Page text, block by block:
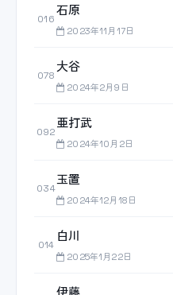
016
石原
2023年11月17日
078
大谷
2024年2月9日
092
亜打武
2024年10月2日
034
玉置
2024年12月18日
014
白川
2025年1月22日
伊藤